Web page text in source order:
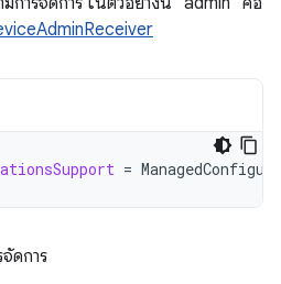
=
ดการ